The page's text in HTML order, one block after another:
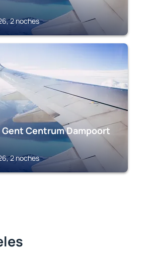
2 noches
Centrum Dampoort
2 noches